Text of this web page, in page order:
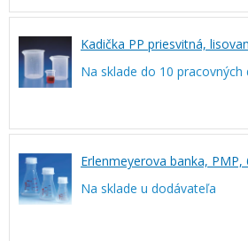
Kadička PP priesvitná,
Na sklade do 10 pracovných
Erlenmeyerova banka, PMP,
Na sklade u dodávateľa